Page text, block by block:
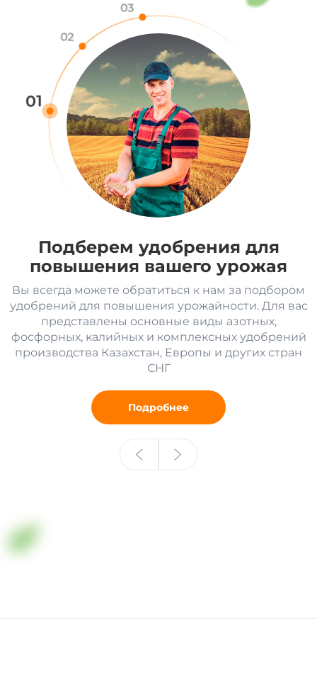
Подберем удобрения для
повышения вашего урожая
Вы всегда можете обратиться к нам за подбором
удобрений для повышения урожайности. Для вас
представлены основные виды азотных,
фосфорных, калийных и комплексных удобрений
производства Казахстан, Европы и других стран
СНГ
Подробнее
01
02
03